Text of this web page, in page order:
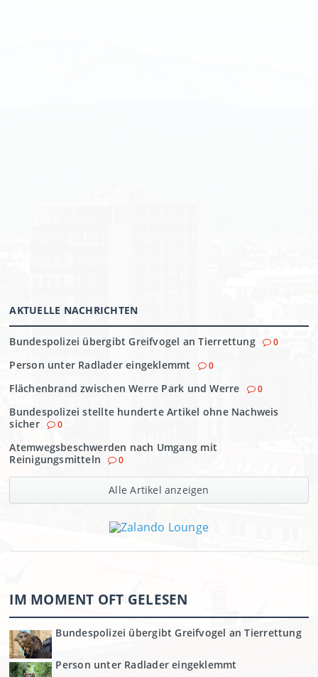
AKTUELLE NACHRICHTEN
Bundespolizei übergibt Greifvogel an Tierrettung 0
Person unter Radlader eingeklemmt 0
Flächenbrand zwischen Werre Park und Werre 0
Bundespolizei stellte hunderte Artikel ohne Nachweis
sicher
0
Atemwegsbeschwerden nach Umgang mit
Reinigungsmitteln
0
Alle Artikel anzeigen
IM MOMENT OFT GELESEN
Bundespolizei übergibt Greifvogel an Tierrettung
Person unter Radlader eingeklemmt